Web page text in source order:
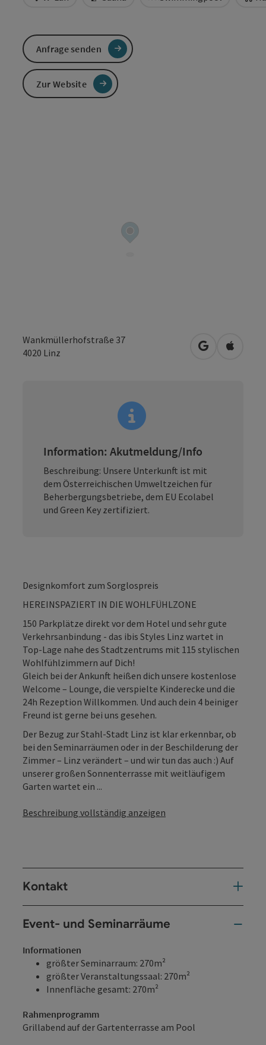
Wankmüllerhofstraße 37
4020 Linz in Google
in
Information: Akutmeldung/Info
Beschreibung: Unsere Unterkunft ist mit
dem Österreichischen Umweltzeichen für
Beherbergungsbetriebe, dem EU Ecolabel
und Green Key zertifiziert.
Designkomfort zum Sorglospreis
HEREINSPAZIERT IN DIE WOHLFÜHLZONE
150 Parkplätze direkt vor dem Hotel und sehr gute
Verkehrsanbindung - das ibis Styles Linz wartet in
Top-Lage nahe des Stadtzentrums mit 115 stylischen
Wohlfühlzimmern auf Dich!
Gleich bei der Ankunft heißen dich unsere kostenlose
Welcome – Lounge, die verspielte Kinderecke und die
24h Rezeption Willkommen. Und auch dein 4 beiniger
Freund ist gerne bei uns gesehen.
Der Bezug zur Stahl-Stadt Linz ist klar erkennbar, ob
bei den Seminarräumen oder in der Beschilderung der
Zimmer – Linz verändert – und wir tun das auch :) Auf
unserer großen Sonnenterrasse mit weitläufigem
Garten wartet ein ...
Beschreibung vollständig anzeigen
Kontakt
Event- und Seminarräume
Informationen
größter Seminarraum: 270m²
größter Veranstaltungssaal: 270m²
Innenfläche gesamt: 270m²
Rahmenprogramm
Grillabend auf der Gartenterrasse am Pool
Anfrage senden
Zur Website